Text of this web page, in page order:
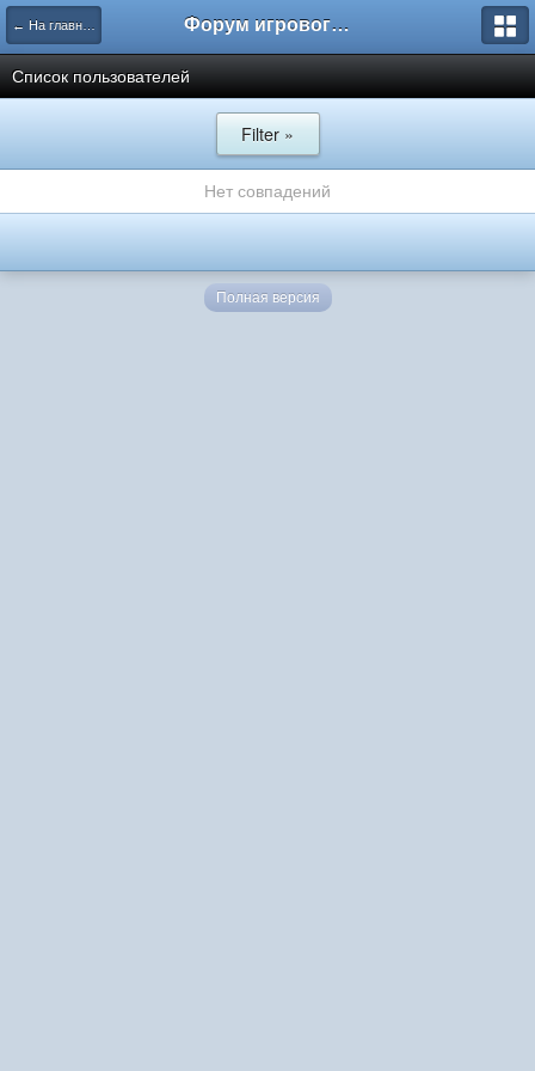
← На главную Форум игрового проекта Riverrise
Список пользователей
Filter »
Нет совпадений
Полная версия